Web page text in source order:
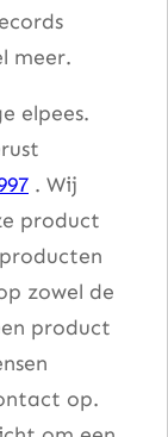
meer.
elpees.
. Wij
product
zowel de
product
op.